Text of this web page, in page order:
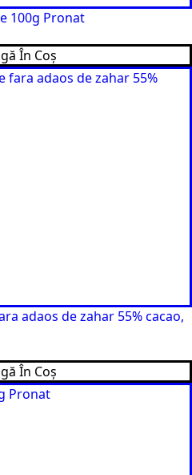
100g Pronat
În Coș
adaos de zahar 55% cacao,
În Coș